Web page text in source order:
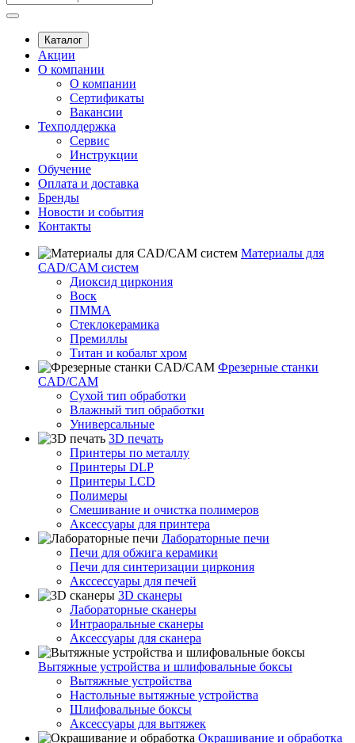
Каталог
Акции
О компании
О компании
Сертификаты
Вакансии
Техподдержка
Сервис
Инструкции
Обучение
Оплата и доставка
Бренды
Новости и события
Контакты
Материалы для
CAD/CAM систем
Диоксид циркония
Воск
ПММА
Стеклокерамика
Премиллы
Титан и кобальт хром
Фрезерные станки
CAD/CAM
Сухой тип обработки
Влажный тип обработки
Универсальные
3D печать
Принтеры по металлу
Принтеры DLP
Принтеры LCD
Полимеры
Смешивание и очистка полимеров
Аксессуары для принтера
Лабораторные печи
Печи для обжига керамики
Печи для синтеризации циркония
Акссессуары для печей
3D сканеры
Лабораторные сканеры
Интраоральные сканеры
Аксессуары для сканера
Вытяжные устройства и шлифовальные боксы
Вытяжные устройства
Настольные вытяжные устройства
Шлифовальные боксы
Аксессуары для вытяжек
Окрашивание и обработка